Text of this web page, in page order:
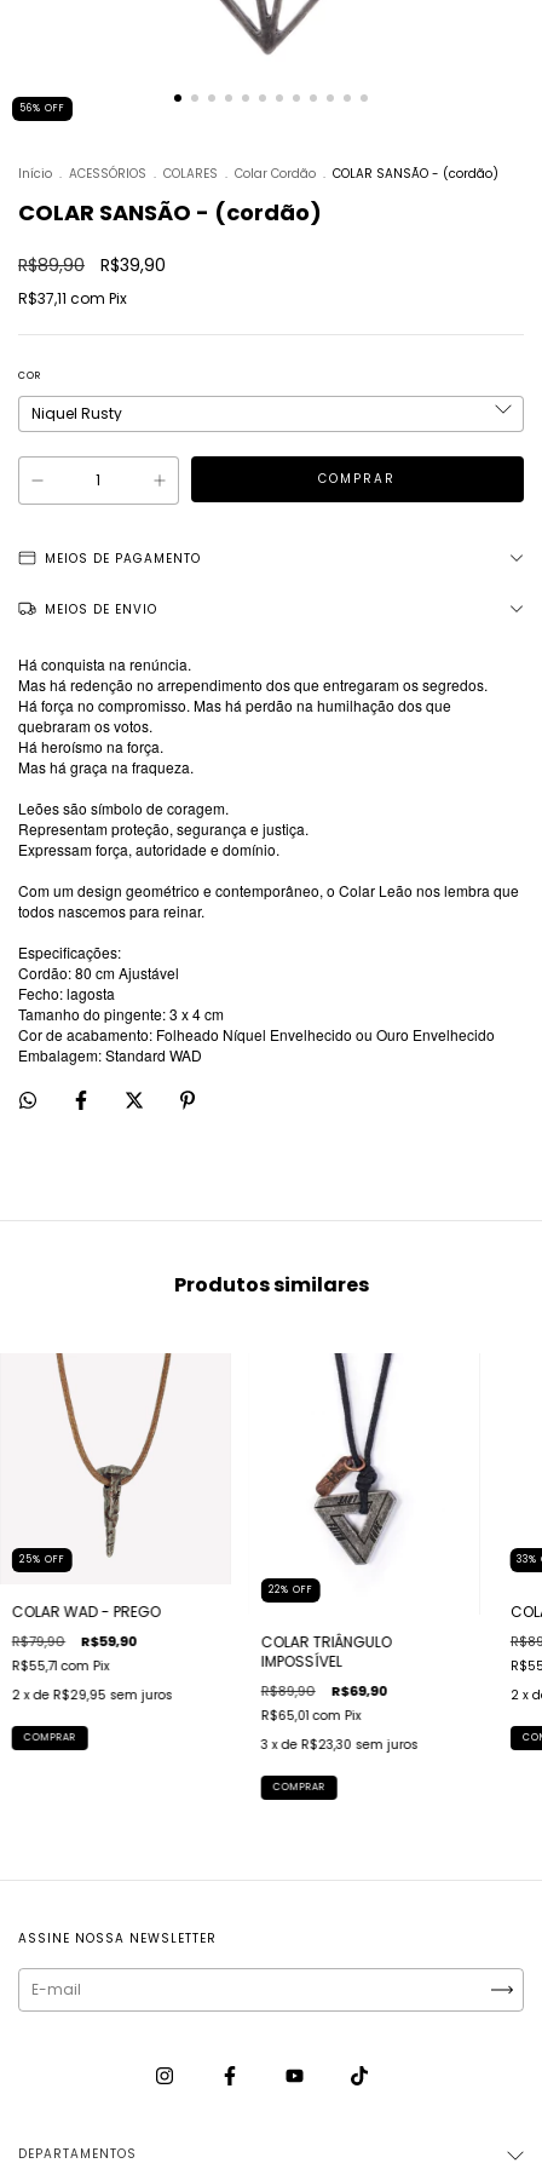
56% OFF
Início . ACESSÓRIOS . COLARES . Colar Cordão . COLAR SANSÃO - (cordão)
COLAR SANSÃO - (cordão)
R$89,90 R$39,90
R$37,11 com Pix
COR
MEIOS DE PAGAMENTO
MEIOS DE ENVIO
Há conquista na renúncia.
Mas há redenção no arrependimento dos que entregaram os segredos.
Há força no compromisso. Mas há perdão na humilhação dos que
quebraram os votos.
Há heroísmo na força.
Mas há graça na fraqueza.
Leões são símbolo de coragem.
Representam proteção, segurança e justiça.
Expressam força, autoridade e domínio.
Com um design geométrico e contemporâneo, o Colar Leão nos lembra que
todos nascemos para reinar.
Especificações:
Cordão: 80 cm Ajustável
Fecho: lagosta
Tamanho do pingente: 3 x 4 cm
Cor de acabamento: Folheado Níquel Envelhecido ou Ouro Envelhecido
Embalagem: Standard WAD
Produtos similares
25% OFF
COLAR WAD - PREGO
R$79,90 R$59,90
R$55,71com Pix
2 x de R$29,95 sem juros
COMPRAR
22% OFF
COLAR TRIÂNGULO
IMPOSSÍVEL
R$89,90 R$69,90
R$65,01com Pix
3 x de R$23,30 sem juros
COMPRAR
33%
2 x
ASSINE NOSSA NEWSLETTER
DEPARTAMENTOS